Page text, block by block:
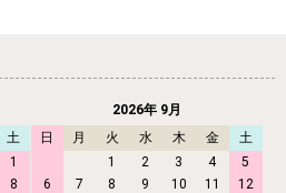
土
1
8
2026年 9月
日
月 火 水 木 金
土
1
2 3 4
5
6
7 8 9 10 11
12